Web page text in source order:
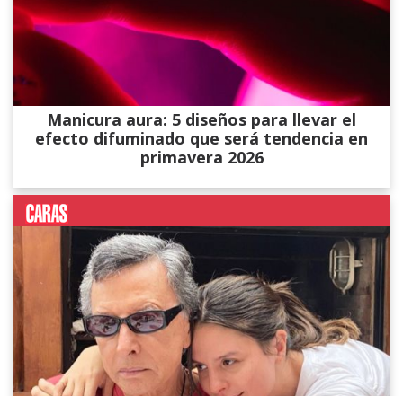
Manicura aura: 5 diseños para llevar el
efecto difuminado que será tendencia en
primavera 2026